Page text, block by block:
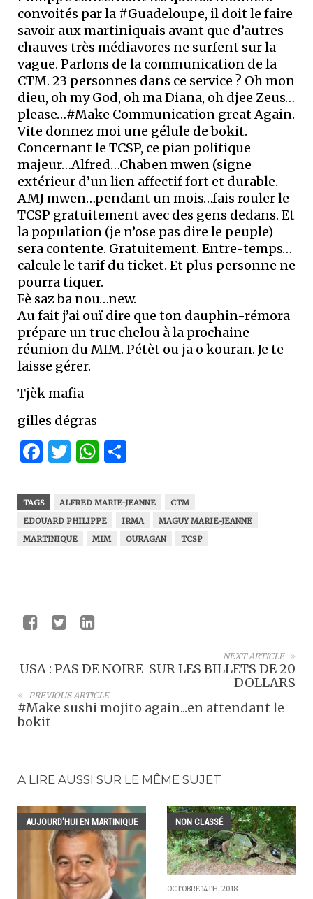
convoités par la #Guadeloupe, il doit le faire
savoir aux martiniquais avant que d’autres
chauves très médiavores ne surfent sur la
vague. Parlons de la communication de la
CTM. 23 personnes dans ce service ? Oh mon
dieu, oh my God, oh ma Diana, oh djee Zeus…
please…#Make Communication great Again.
Vite donnez moi une gélule de bokit.
Concernant le TCSP, ce pian politique
majeur…Alfred…Chaben mwen (signe
extérieur d’un lien affectif fort et durable.
AMJ mwen…pendant un mois…fais rouler le
TCSP gratuitement avec des gens dedans. Et
la population (je n’ose pas dire le peuple)
sera contente. Gratuitement. Entre-temps…
calcule le tarif du ticket. Et plus personne ne
pourra tiquer.
Fè saz ba nou…new.
Au fait j’ai ouï dire que ton dauphin-rémora
prépare un truc chelou à la prochaine
réunion du MIM. Pétèt ou ja o kouran. Je te
laisse gérer.
Tjèk mafia
gilles dégras
Facebook
Twitter
WhatsApp
TAGS ALFRED MARIE-JEANNE
CTM
EDOUARD PHILIPPE
IRMA
MAGUY MARIE-JEANNE
MARTINIQUE
MIM OURAGAN TCSP
NEXT ARTICLE
USA : PAS DE NOIRE SUR LES BILLETS DE 20
DOLLARS
PREVIOUS ARTICLE
#Make sushi mojito again...en attendant le
bokit
A LIRE AUSSI SUR LE MÊME SUJET
AUJOURD'HUI EN MARTINIQUE NON CLASSÉ
OCTOBRE 14TH, 2018